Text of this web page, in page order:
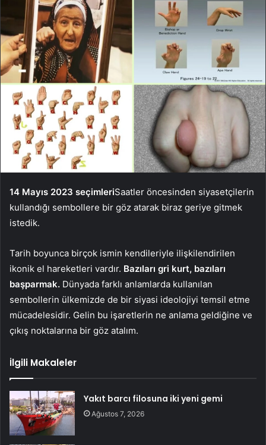
14 Mayıs 2023 seçimleriSaatler öncesinden siyasetçilerin
kullandığı sembollere bir göz atarak biraz geriye gitmek
istedik.
Tarih boyunca birçok ismin kendileriyle ilişkilendirilen
ikonik el hareketleri vardır. Bazıları gri kurt, bazıları
başparmak. Dünyada farklı anlamlarda kullanılan
sembollerin ülkemizde de bir siyasi ideolojiyi temsil etme
mücadelesidir. Gelin bu işaretlerin ne anlama geldiğine ve
çıkış noktalarına bir göz atalım.
İlgili Makaleler
Yakıt barcı filosuna iki yeni gemi
Ağustos 7, 2026